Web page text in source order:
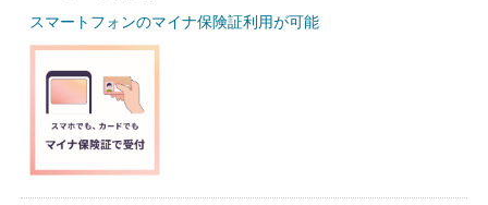
スマートフォンのマイナ保険証利用が可能